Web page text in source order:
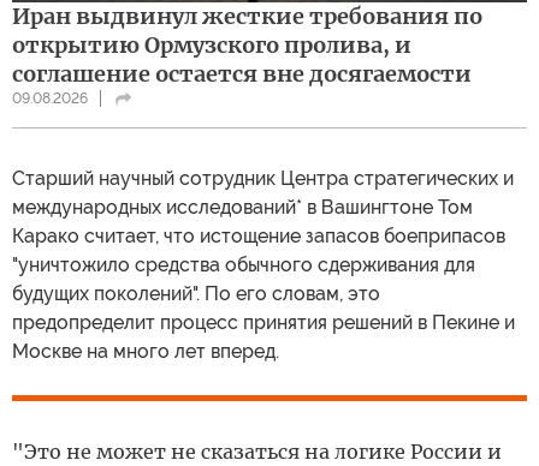
Иран выдвинул жесткие требования по
открытию Ормузского пролива, и
соглашение остается вне досягаемости
09.08.2026
Cтарший научный сотрудник Центра стратегических и
международных исследований* в Вашингтоне Том
Карако считает, что истощение запасов боеприпасов
"уничтожило средства обычного сдерживания для
будущих поколений". По его словам, это
предопределит процесс принятия решений в Пекине и
Москве на много лет вперед.
"Это не может не сказаться на логике России и